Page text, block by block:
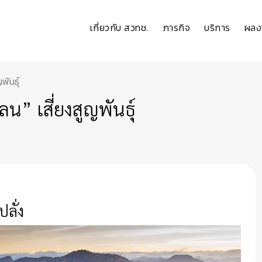
เกี่ยวกับ สวทช. ภารกิจ บริการ ผล
พันธุ์
น” เสี่ยงสูญพันธุ์
ลั่ง